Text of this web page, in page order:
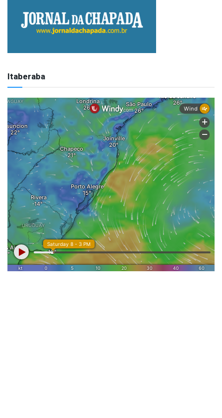
Itaberaba